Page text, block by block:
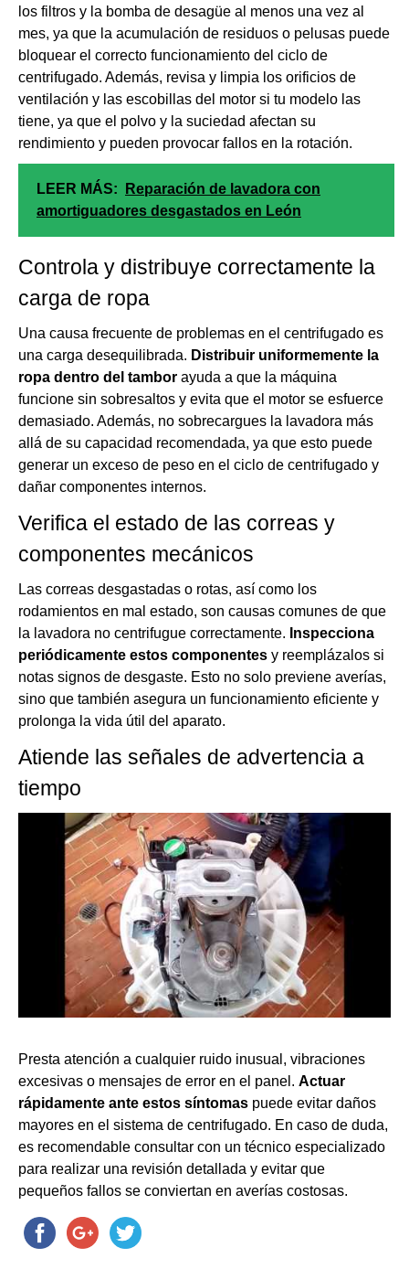
los filtros y la bomba de desagüe al menos una vez al
mes, ya que la acumulación de residuos o pelusas puede
bloquear el correcto funcionamiento del ciclo de
centrifugado. Además, revisa y limpia los orificios de
ventilación y las escobillas del motor si tu modelo las
tiene, ya que el polvo y la suciedad afectan su
rendimiento y pueden provocar fallos en la rotación.
LEER MÁS:
Reparación de lavadora con
amortiguadores desgastados en León
Controla y distribuye correctamente la
carga de ropa
Una causa frecuente de problemas en el centrifugado es
una carga desequilibrada. Distribuir uniformemente la
ropa dentro del tambor ayuda a que la máquina
funcione sin sobresaltos y evita que el motor se esfuerce
demasiado. Además, no sobrecargues la lavadora más
allá de su capacidad recomendada, ya que esto puede
generar un exceso de peso en el ciclo de centrifugado y
dañar componentes internos.
Verifica el estado de las correas y
componentes mecánicos
Las correas desgastadas o rotas, así como los
rodamientos en mal estado, son causas comunes de que
la lavadora no centrifugue correctamente. Inspecciona
periódicamente estos componentes y reemplázalos si
notas signos de desgaste. Esto no solo previene averías,
sino que también asegura un funcionamiento eficiente y
prolonga la vida útil del aparato.
Atiende las señales de advertencia a
tiempo
Presta atención a cualquier ruido inusual, vibraciones
excesivas o mensajes de error en el panel. Actuar
rápidamente ante estos síntomas puede evitar daños
mayores en el sistema de centrifugado. En caso de duda,
es recomendable consultar con un técnico especializado
para realizar una revisión detallada y evitar que
pequeños fallos se conviertan en averías costosas.